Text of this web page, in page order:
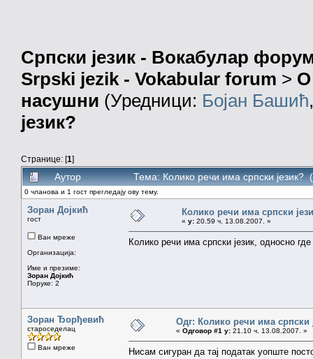
Српски језик - Вокабулар
Srpski jezik - Vokabular forum > О
насушни (Уредници: Бојан Башић
језик?
Странице: [1]
Аутор Тема: Колико речи има српски језик?
0 чланова и 1 гост прегледају ову тему.
Зоран Дојкић
гост
Ван мреже
Организација:
Име и презиме:
Зоран Дојкић
Поруке: 2
Колико речи има српски
« у: 20.59 ч. 13.08.2007. »
Колико речи има српски језик, односно
Зоран Ђорђевић
староседелац
Ван мреже
Одг: Колико речи има српски
« Одговор #1 у: 21.10 ч. 13.08.2007. »
Нисам сигуран да тај податак уопште